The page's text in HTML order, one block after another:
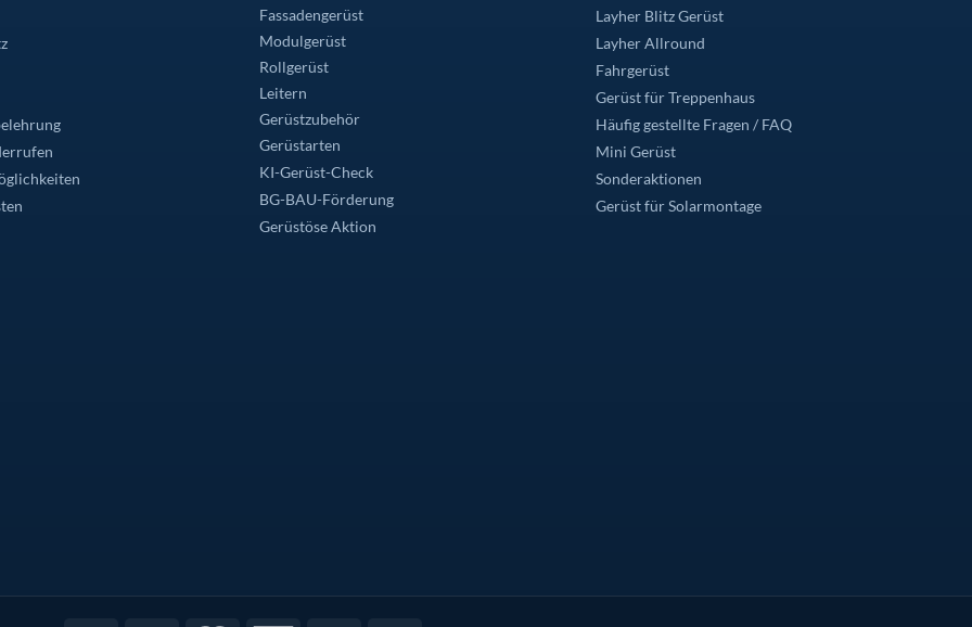
Fassadengerüst
Modulgerüst
Rollgerüst
Leitern
Gerüstzubehör
Gerüstarten
KI-Gerüst-Check
BG-BAU-Förderung
Gerüstöse Aktion
Layher Blitz Gerüst
Layher Allround
Fahrgerüst
Gerüst für Treppenhaus
Häufig gestellte Fragen / FAQ
Mini Gerüst
Sonderaktionen
Gerüst für Solarmontage